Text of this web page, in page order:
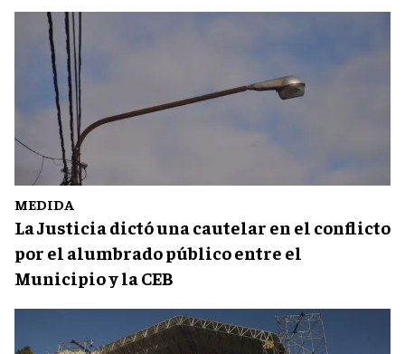
MEDIDA
La Justicia dictó una cautelar en el conflicto
por el alumbrado público entre el
Municipio y la CEB